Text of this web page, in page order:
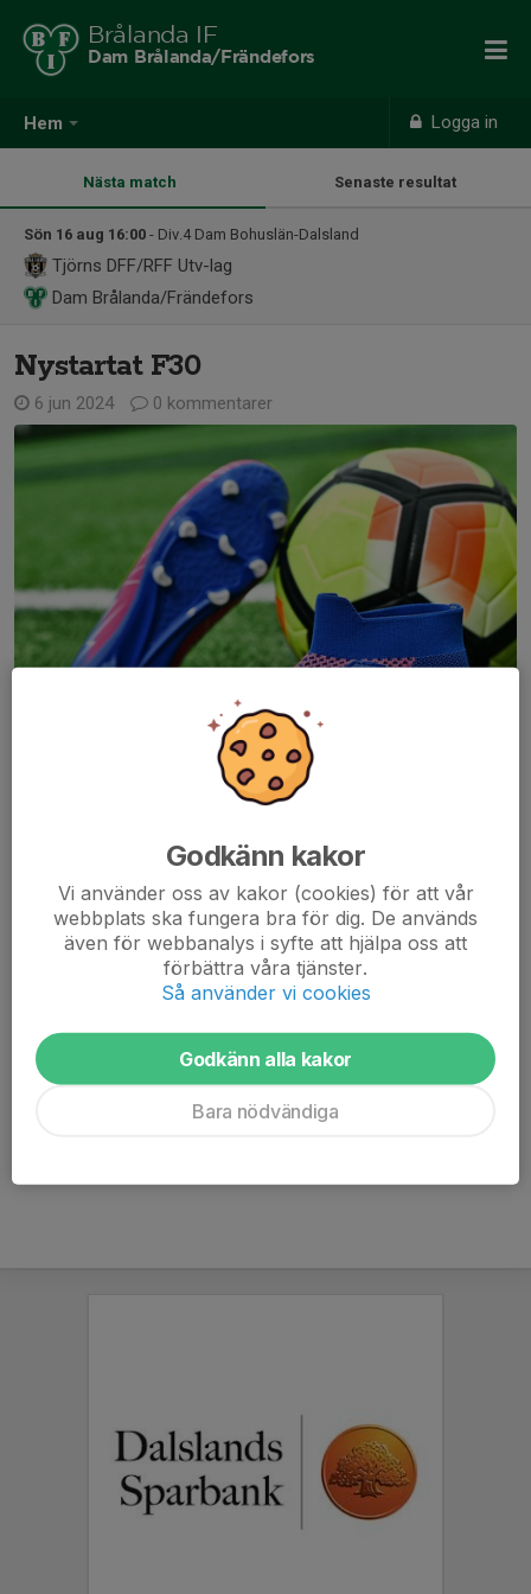
Hem Logga in
Brålanda IF
Dam Brålanda/Frändefors
Nästa match Senaste resultat
Sön 16 aug 16:00 - Div.4 Dam Bohuslän-Dalsland
Tjörns DFF/RFF Utv-lag
Dam Brålanda/Frändefors
Nystartat F30
6 jun 2024 0 kommentarer
Brålanda IF är i tagen att starta upp ett F30 lag och välkomnar
alla mammor och såklart icke mammor 30 år och över att vara
Vi träffas och har roligt, upplever gamla fotbollsminnen och får
bara vara oss själva en...
Godkänn kakor
Vi använder oss av kakor (cookies) för att vår
webbplats ska fungera bra för dig. De används
även för webbanalys i syfte att hjälpa oss att
förbättra våra tjänster.
Så använder vi cookies
Godkänn alla kakor
Bara nödvändiga